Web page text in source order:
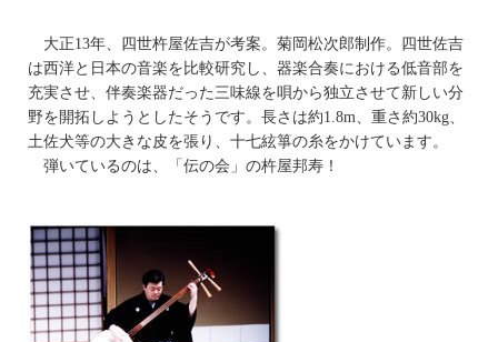
大正13年、四世杵屋佐吉が考案。菊岡松次郎制作。四世佐吉
は西洋と日本の音楽を比較研究し、器楽合奏における低音部を
充実させ、伴奏楽器だった三味線を唄から独立させて新しい分
野を開拓しようとしたそうです。長さは約1.8m、重さ約30kg、
土佐犬等の大きな皮を張り、十七絃箏の糸をかけています。
弾いているのは、「伝の会」の杵屋邦寿！